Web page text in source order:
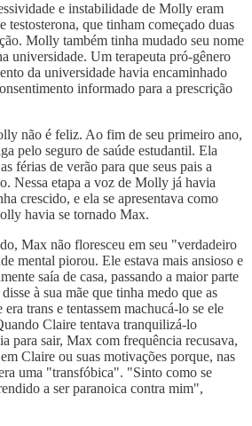
e instabilidade de Molly eram
testosterona, que tinham começado duas
Molly também tinha mudado seu nome
universidade. Um terapeuta pró-gênero
da universidade havia encaminhado
informado para a prescrição
não é feliz. Ao fim de seu primeiro ano,
pelo seguro de saúde estudantil. Ela
férias de verão para que seus pais a
Nessa etapa a voz de Molly já havia
crescido, e ela se apresentava como
havia se tornado Max.
Max não floresceu em seu "verdadeiro
mental piorou. Ele estava mais ansioso e
saía de casa, passando a maior parte
à sua mãe que tinha medo que as
era trans e tentassem machucá-lo se ele
Claire tentava tranquilizá-lo
para sair, Max com frequência recusava,
Claire ou suas motivações porque, nas
uma "transfóbica". "Sinto como se
a ser paranoica contra mim",